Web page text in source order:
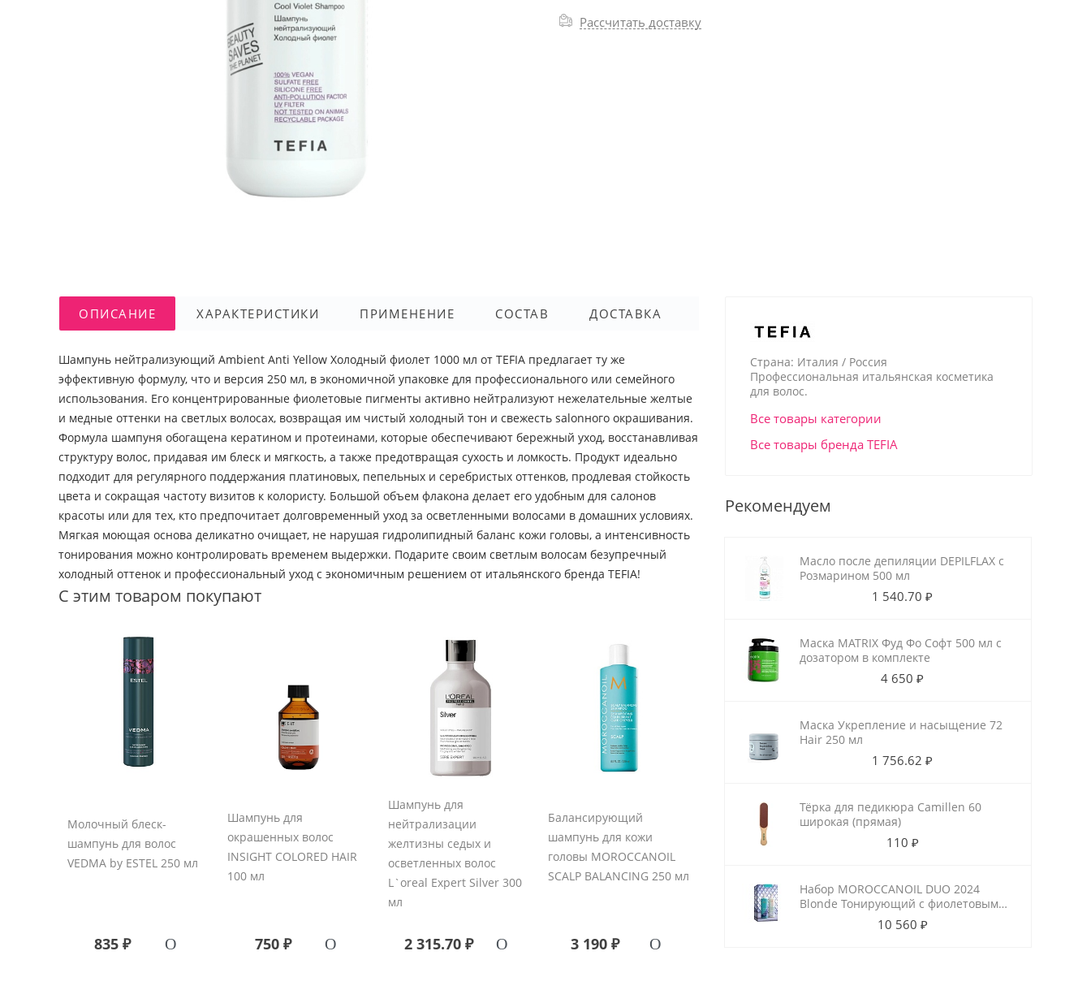
Рассчитать доставку
ОПИСАНИЕ ХАРАКТЕРИСТИКИ ПРИМЕНЕНИЕ СОСТАВ ДОСТАВКА
Шампунь нейтрализующий Ambient Anti Yellow Холодный фиолет 1000 мл от TEFIA предлагает ту же
эффективную формулу, что и версия 250 мл, в экономичной упаковке для профессионального или семейного
использования. Его концентрированные фиолетовые пигменты активно нейтрализуют нежелательные желтые
и медные оттенки на светлых волосах, возвращая им чистый холодный тон и свежесть salonного окрашивания.
Формула шампуня обогащена кератином и протеинами, которые обеспечивают бережный уход, восстанавливая
структуру волос, придавая им блеск и мягкость, а также предотвращая сухость и ломкость. Продукт идеально
подходит для регулярного поддержания платиновых, пепельных и серебристых оттенков, продлевая стойкость
цвета и сокращая частоту визитов к колористу. Большой объем флакона делает его удобным для салонов
красоты или для тех, кто предпочитает долговременный уход за осветленными волосами в домашних условиях.
Мягкая моющая основа деликатно очищает, не нарушая гидролипидный баланс кожи головы, а интенсивность
тонирования можно контролировать временем выдержки. Подарите своим светлым волосам безупречный
холодный оттенок и профессиональный уход с экономичным решением от итальянского бренда TEFIA!
С этим товаром покупают
Молочный блеск-
шампунь для волос
VEDMA by ESTEL 250 мл
835 ₽
Шампунь для
окрашенных волос
INSIGHT COLORED HAIR
100 мл
750 ₽
Шампунь для
нейтрализации
желтизны седых и
осветленных волос
L`oreal Expert Silver 300
мл
2 315.70 ₽
Балансирующий
шампунь для кожи
головы MOROCCANOIL
SCALP BALANCING 250 мл
3 190 ₽
Страна: Италия / Россия
Профессиональная итальянская косметика
для волос.
Все товары категории
Все товары бренда TEFIA
Рекомендуем
Масло после депиляции DEPILFLAX с
Розмарином 500 мл
1 540.70 ₽
Маска MATRIX Фуд Фо Софт 500 мл с
дозатором в комплекте
4 650 ₽
Маска Укрепление и насыщение 72
Hair 250 мл
1 756.62 ₽
Тёрка для педикюра Camillen 60
широкая (прямая)
110 ₽
Набор MOROCCANOIL DUO 2024
Blonde Тонирующий с фиолетовым
10 560 ₽